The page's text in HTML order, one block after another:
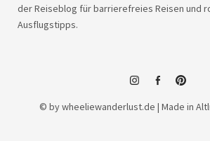
der Reiseblog für barrierefreies Reisen und
Ausflugstipps.
instagramfacebook
© by wheeliewanderlust.de | Made in